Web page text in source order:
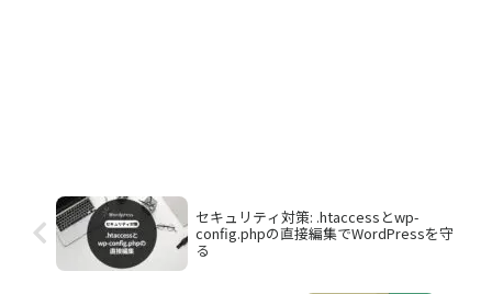
セキュリティ対策: .htaccessとwp-
config.phpの直接編集でWordPressを守
る